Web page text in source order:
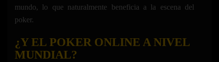
mundo, lo que naturalmente beneficia a la escena del
poker.
¿Y EL POKER ONLINE A NIVEL
MUNDIAL?